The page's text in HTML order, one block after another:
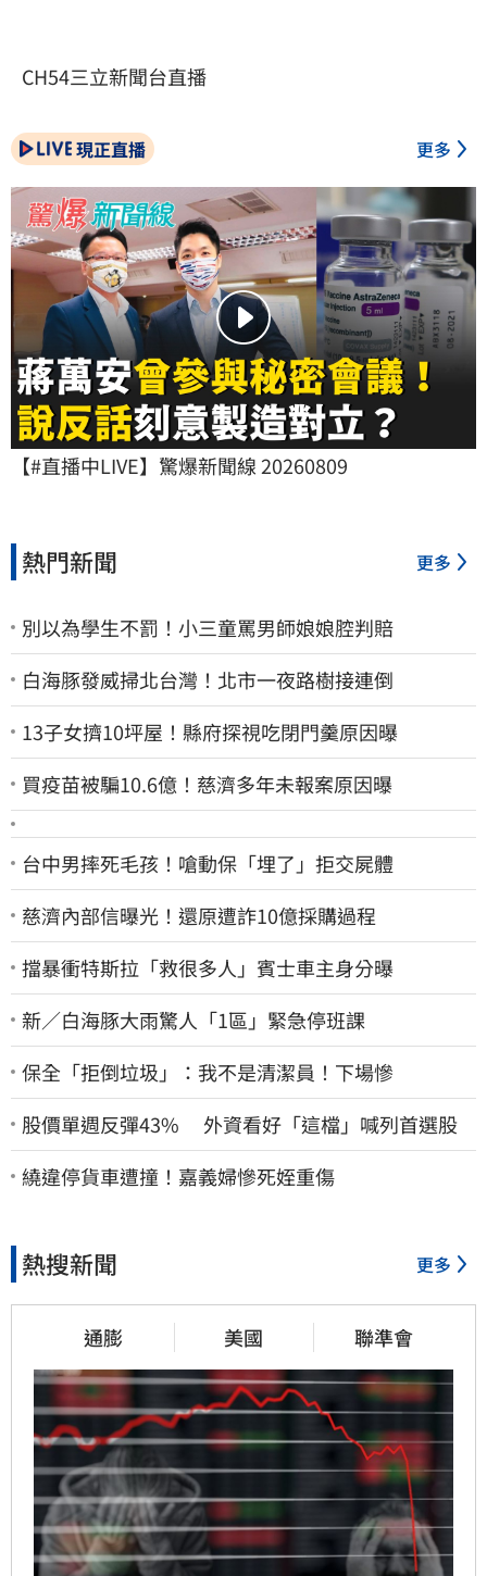
CH54三立新聞台直播
現正直播 更多
【#直播中LIVE】驚爆新聞線 20260809
熱門新聞 更多
別以為學生不罰！小三童罵男師娘娘腔判賠
白海豚發威掃北台灣！北市一夜路樹接連倒
13子女擠10坪屋！縣府探視吃閉門羹原因曝
買疫苗被騙10.6億！慈濟多年未報案原因曝
台中男摔死毛孩！嗆動保「埋了」拒交屍體
慈濟內部信曝光！還原遭詐10億採購過程
擋暴衝特斯拉「救很多人」賓士車主身分曝
新／白海豚大雨驚人「1區」緊急停班課
保全「拒倒垃圾」：我不是清潔員！下場慘
股價單週反彈43% 外資看好「這檔」喊列首選股
繞違停貨車遭撞！嘉義婦慘死姪重傷
熱搜新聞 更多
通膨 美國 聯準會